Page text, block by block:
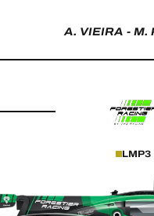
A. VIEIRA - M.
LMP3